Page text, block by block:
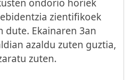
ondorio horiek
zientifikoek
dute. Ekainaren 3an
azaldu zuten guztia,
zuten.